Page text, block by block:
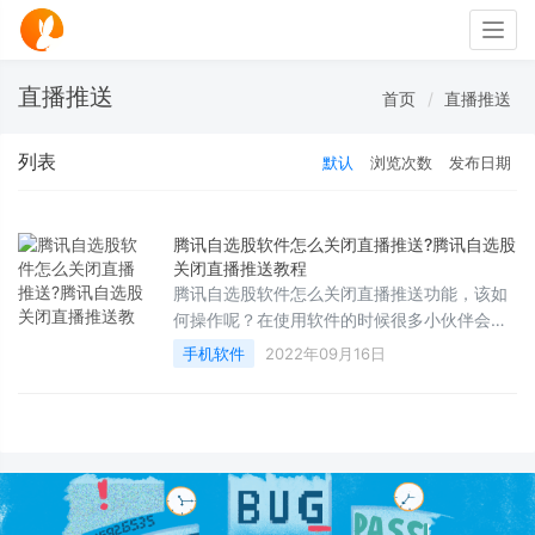
直播推送 首页 直播推送
列表 默认 浏览次数 发布日期
腾讯自选股软件怎么关闭直播推送?腾讯自选股
关闭直播推送教程
腾讯自选股软件怎么关闭直播推送功能，该如
何操作呢？在使用软件的时候很多小伙伴会看
到很多直播推送，想要关闭就来看看下面的教
程吧
手机软件 2022年09月16日